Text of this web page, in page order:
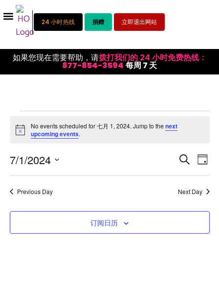
24 小时热线 捐赠 立即退出网站
如果您现在需要帮助，请拨打我们的 24 小时免费热线：
877-854-3594每周 7 天
Notice
No events scheduled for 七月 1, 2024. Jump to the next
upcoming events.
活
动
搜
索
和
搜索 活
动
视
航
日
7/1/2024
选
择
日
期。Previous Day Next Day
订阅日历